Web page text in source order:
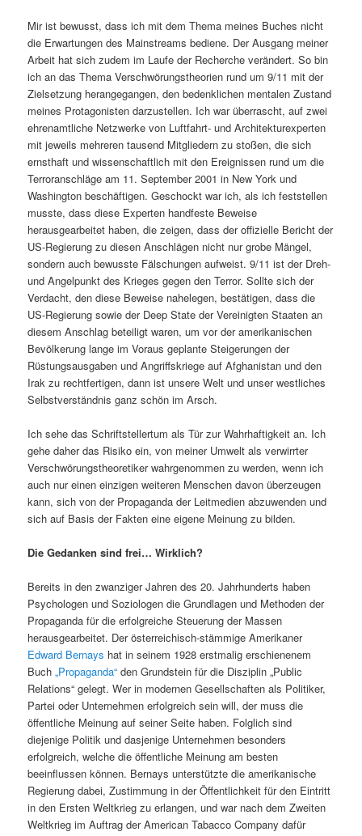
Mir ist bewusst, dass ich mit dem Thema meines Buches nicht
die Erwartungen des Mainstreams bediene. Der Ausgang meiner
Arbeit hat sich zudem im Laufe der Recherche verändert. So bin
ich an das Thema Verschwörungstheorien rund um 9/11 mit der
Zielsetzung herangegangen, den bedenklichen mentalen Zustand
meines Protagonisten darzustellen. Ich war überrascht, auf zwei
ehrenamtliche Netzwerke von Luftfahrt- und Architekturexperten
mit jeweils mehreren tausend Mitgliedern zu stoßen, die sich
ernsthaft und wissenschaftlich mit den Ereignissen rund um die
Terroranschläge am 11. September 2001 in New York und
Washington beschäftigen. Geschockt war ich, als ich feststellen
musste, dass diese Experten handfeste Beweise
herausgearbeitet haben, die zeigen, dass der offizielle Bericht der
US-Regierung zu diesen Anschlägen nicht nur grobe Mängel,
sondern auch bewusste Fälschungen aufweist. 9/11 ist der Dreh-
und Angelpunkt des Krieges gegen den Terror. Sollte sich der
Verdacht, den diese Beweise nahelegen, bestätigen, dass die
US-Regierung sowie der Deep State der Vereinigten Staaten an
diesem Anschlag beteiligt waren, um vor der amerikanischen
Bevölkerung lange im Voraus geplante Steigerungen der
Rüstungsausgaben und Angriffskriege auf Afghanistan und den
Irak zu rechtfertigen, dann ist unsere Welt und unser westliches
Selbstverständnis ganz schön im Arsch.
Ich sehe das Schriftstellertum als Tür zur Wahrhaftigkeit an. Ich
gehe daher das Risiko ein, von meiner Umwelt als verwirrter
Verschwörungstheoretiker wahrgenommen zu werden, wenn ich
auch nur einen einzigen weiteren Menschen davon überzeugen
kann, sich von der Propaganda der Leitmedien abzuwenden und
sich auf Basis der Fakten eine eigene Meinung zu bilden.
Die Gedanken sind frei… Wirklich?
Bereits in den zwanziger Jahren des 20. Jahrhunderts haben
Psychologen und Soziologen die Grundlagen und Methoden der
Propaganda für die erfolgreiche Steuerung der Massen
herausgearbeitet. Der österreichisch-stämmige Amerikaner
Edward Bernays hat in seinem 1928 erstmalig erschienenem
Buch„Propaganda“ den Grundstein für die Disziplin „Public
Relations“ gelegt. Wer in modernen Gesellschaften als Politiker,
Partei oder Unternehmen erfolgreich sein will, der muss die
öffentliche Meinung auf seiner Seite haben. Folglich sind
diejenige Politik und dasjenige Unternehmen besonders
erfolgreich, welche die öffentliche Meinung am besten
beeinflussen können. Bernays unterstützte die amerikanische
Regierung dabei, Zustimmung in der Öffentlichkeit für den Eintritt
in den Ersten Weltkrieg zu erlangen, und war nach dem Zweiten
Weltkrieg im Auftrag der American Tabacco Company dafür